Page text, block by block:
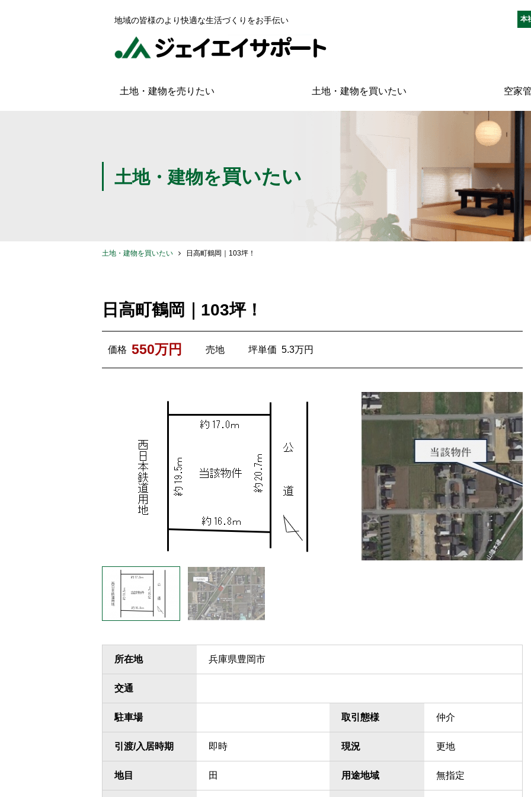
地域の皆様のより快適な生活づくりをお手伝い 本
土地・建物を売りたい 土地・建物を買いたい 空家
土地・建物を買いたい
土地・建物を買いたい 日高町鶴岡｜103坪！
日高町鶴岡｜103坪！
価格 550万円 売地 坪単価 5.3万円
所在地 兵庫県豊岡市
交通
駐車場 取引態様 仲介
引渡/入居時期 即時 現況 更地
地目 田 用途地域 無指定